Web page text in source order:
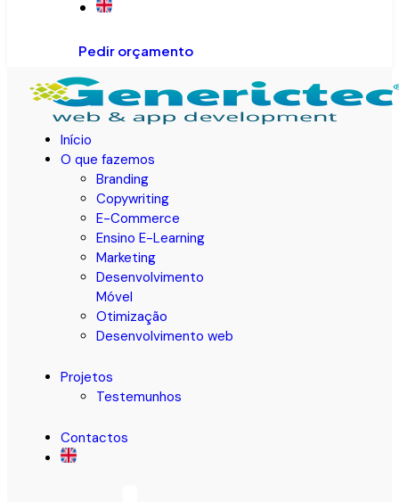
Pedir orçamento
Início
O que fazemos
Branding
Copywriting
E-Commerce
Ensino E-Learning
Marketing
Desenvolvimento
Móvel
Otimização
Desenvolvimento web
Projetos
Testemunhos
Contactos